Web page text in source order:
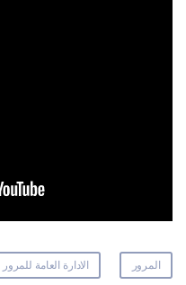
المرور الادارة العامة للمرور